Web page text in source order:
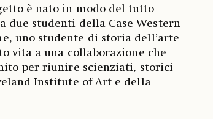
è nato in modo del tutto
due studenti della Case Western
uno studente di storia dell’arte
vita a una collaborazione che
per riunire scienziati, storici
Institute of Art e della